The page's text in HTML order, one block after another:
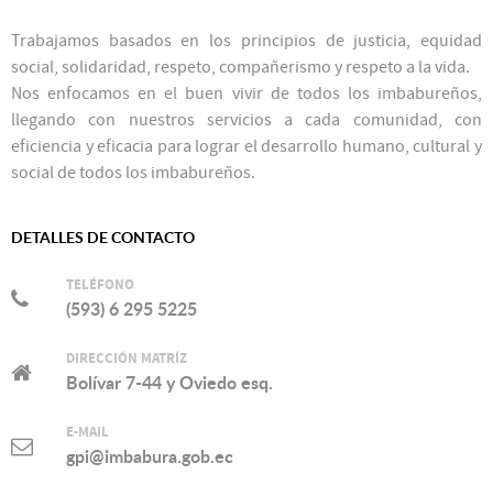
Trabajamos basados en los principios de justicia, equidad
social, solidaridad, respeto, compañerismo y respeto a la vida.
Nos enfocamos en el buen vivir de todos los imbabureños,
llegando con nuestros servicios a cada comunidad, con
eficiencia y eficacia para lograr el desarrollo humano, cultural y
social de todos los imbabureños.
DETALLES DE CONTACTO
TELÉFONO
(593) 6 295 5225
DIRECCIÓN MATRÍZ
Bolívar 7-44 y Oviedo esq.
E-MAIL
gpi@imbabura.gob.ec